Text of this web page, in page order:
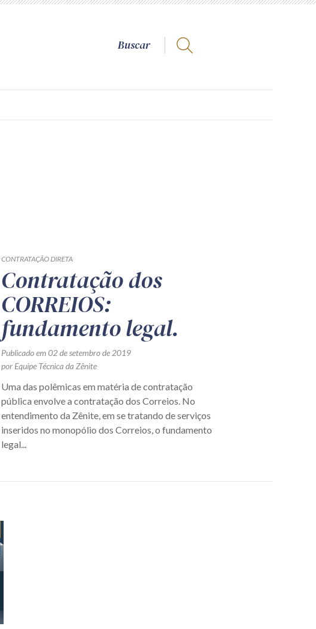
CONTRATAÇÃO DIRETA
Contratação dos
CORREIOS:
fundamento legal.
Publicado em 02 de setembro de 2019
por Equipe Técnica da Zênite
Uma das polêmicas em matéria de contratação
pública envolve a contratação dos Correios. No
entendimento da Zênite, em se tratando de serviços
inseridos no monopólio dos Correios, o fundamento
legal...